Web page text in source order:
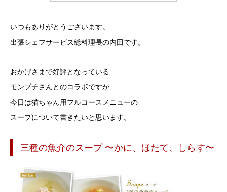
いつもありがとうございます。
出張シェフサービス総料理長の内田です。
おかげさまで好評となっている
モンプチさんとのコラボですが
今日は猫ちゃん用フルコースメニューの
スープについて書きたいと思います。
三種の魚介のスープ 〜かに、ほたて、しらす〜